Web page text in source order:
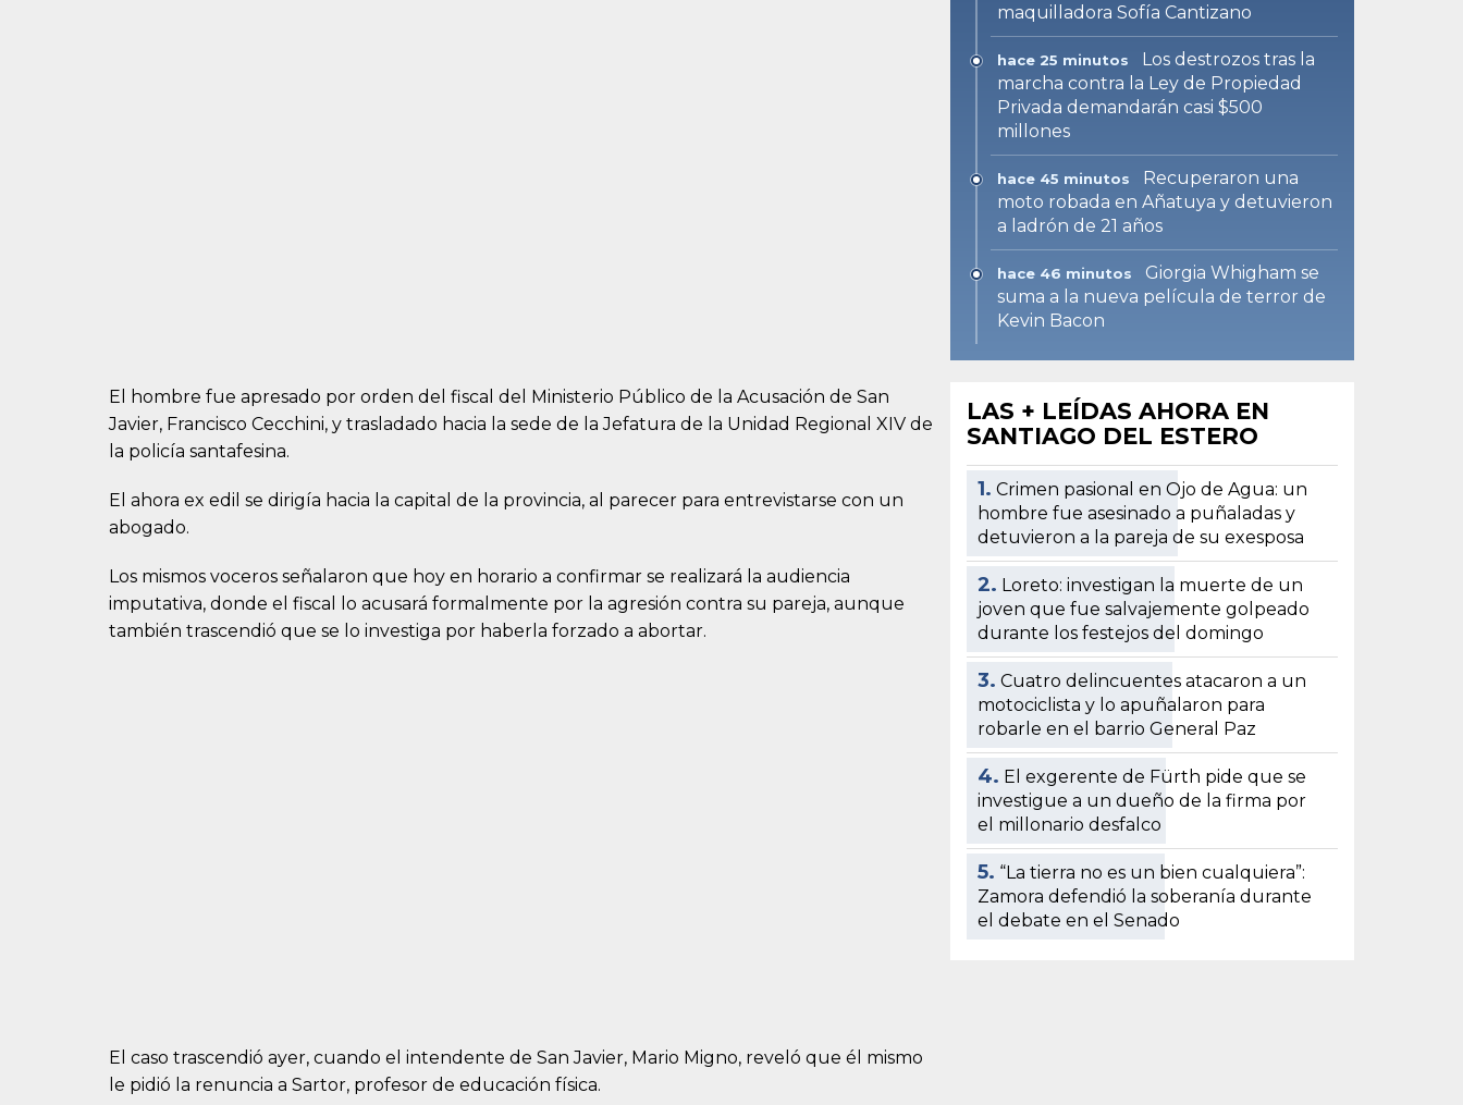
El hombre fue apresado por orden del fiscal del Ministerio Público de la Acusación de San
Javier, Francisco Cecchini, y trasladado hacia la sede de la Jefatura de la Unidad Regional XIV de
la policía santafesina.
El ahora ex edil se dirigía hacia la capital de la provincia, al parecer para entrevistarse con un
abogado.
Los mismos voceros señalaron que hoy en horario a confirmar se realizará la audiencia
imputativa, donde el fiscal lo acusará formalmente por la agresión contra su pareja, aunque
también trascendió que se lo investiga por haberla forzado a abortar.
El caso trascendió ayer, cuando el intendente de San Javier, Mario Migno, reveló que él mismo
le pidió la renuncia a Sartor, profesor de educación física.
maquilladora Sofía Cantizano
hace 25 minutos
Los destrozos tras la
marcha contra la Ley de Propiedad
Privada demandarán casi $500
millones
hace 45 minutos
Recuperaron una
moto robada en Añatuya y detuvieron
a ladrón de 21 años
hace 46 minutos
Giorgia Whigham se
suma a la nueva película de terror de
Kevin Bacon
LAS + LEÍDAS AHORA EN
SANTIAGO DEL ESTERO
1. Crimen pasional en Ojo de Agua: un
hombre fue asesinado a puñaladas y
detuvieron a la pareja de su exesposa
2. Loreto: investigan la muerte de un
joven que fue salvajemente golpeado
durante los festejos del domingo
3. Cuatro delincuentes atacaron a un
motociclista y lo apuñalaron para
robarle en el barrio General Paz
4. El exgerente de Fürth pide que se
investigue a un dueño de la firma por
el millonario desfalco
5. “La tierra no es un bien cualquiera”:
Zamora defendió la soberanía durante
el debate en el Senado